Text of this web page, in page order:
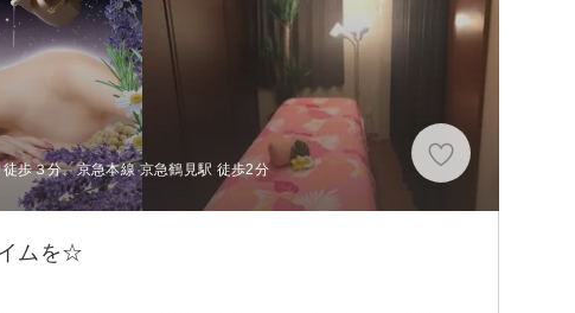
歩３分、京急本線 京急鶴見駅 徒歩2分
ムを☆